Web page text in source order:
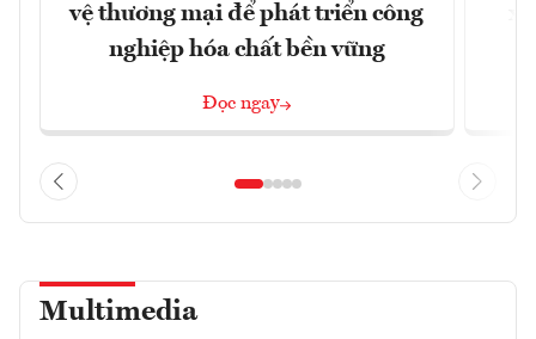
vệ thương mại để phát triển công
nghiệp hóa chất bền vững
Đọc ngay
Multimedia